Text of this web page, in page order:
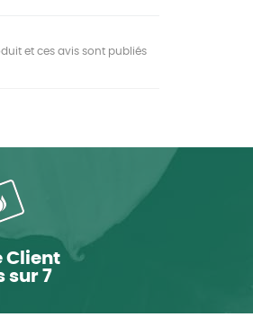
et ces avis sont publiés
Client
sur 7